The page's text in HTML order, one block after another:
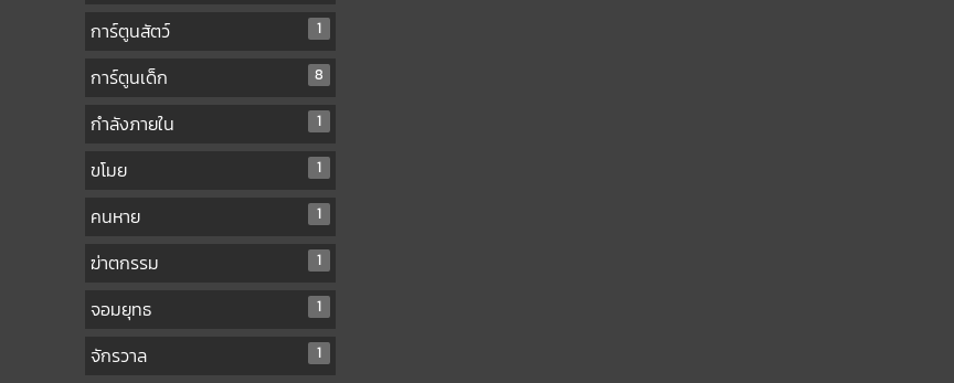
การ์ตูนสัตว์ 1
การ์ตูนเด็ก 8
กำลังภายใน 1
ขโมย 1
คนหาย 1
ฆ่าตกรรม 1
จอมยุทธ 1
จักรวาล 1